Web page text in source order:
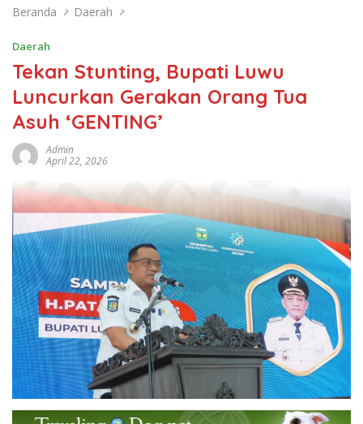
Beranda Daerah
Daerah
Tekan Stunting, Bupati Luwu
Luncurkan Gerakan Orang Tua
Asuh ‘GENTING’
Admin
April 22, 2026